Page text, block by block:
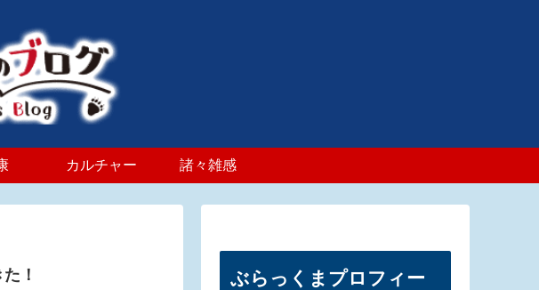
カルチャー 諸々雑感
！
ぶらっくまプロフィー